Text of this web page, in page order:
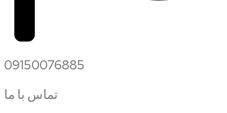
09150076885
تماس با ما